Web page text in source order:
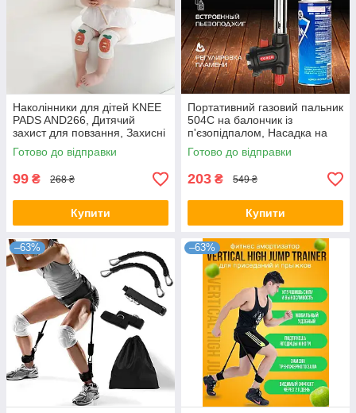
Наколінники для дітей KNEE
PADS AND266, Дитячий
захист для повзання, Захисні
наколінники
Готово до відправки
99 ₴ 268 ₴
Купити
Портативний газовий пальник
504С на балончик із
п'єзопідпалом, Насадка на
газовий балон
Готово до відправки
203 ₴ 549 ₴
Купити
–63% –63%